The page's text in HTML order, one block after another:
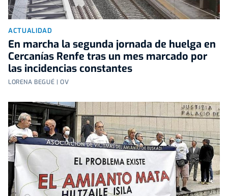
ACTUALIDAD
En marcha la segunda jornada de huelga en
Cercanías Renfe tras un mes marcado por
las incidencias constantes
LORENA BEGUÉ | OV